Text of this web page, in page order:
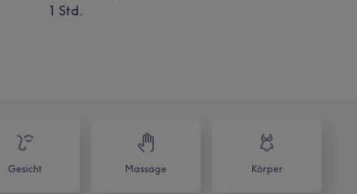
1 Std.
Gesicht Massage Körper